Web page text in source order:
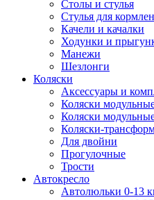
Столы и стулья
Стулья для
Качели и качалки
Ходунки и
Манежи
Шезлонги
Коляски
Аксессуары и
Коляски
Коляски
Коляски-
Для двойни
Прогулочные
Трости
Автокресло
Автолюльки 0-13